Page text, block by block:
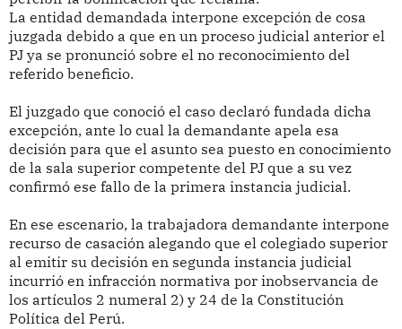
La entidad demandada interpone excepción de cosa
juzgada debido a que en un proceso judicial anterior el
PJ ya se pronunció sobre el no reconocimiento del
referido beneficio.
El juzgado que conoció el caso declaró fundada dicha
excepción, ante lo cual la demandante apela esa
decisión para que el asunto sea puesto en conocimiento
de la sala superior competente del PJ que a su vez
confirmó ese fallo de la primera instancia judicial.
En ese escenario, la trabajadora demandante interpone
recurso de casación alegando que el colegiado superior
al emitir su decisión en segunda instancia judicial
incurrió en infracción normativa por inobservancia de
los artículos 2 numeral 2) y 24 de la Constitución
Política del Perú.